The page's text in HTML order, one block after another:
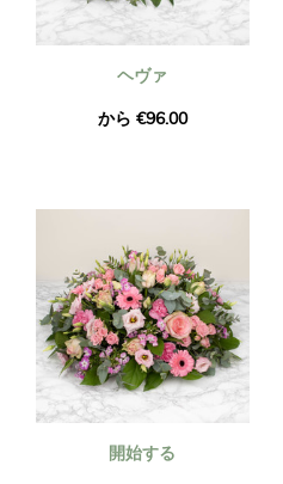
ヘヴァ
から €96.00
開始する